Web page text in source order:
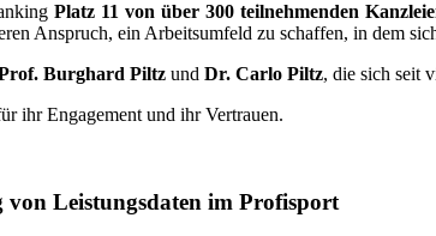
Platz 11 von über 300 teilnehmenden
Anspruch, ein Arbeitsumfeld zu schaffen, in dem
Burghard Piltz und Dr. Carlo Piltz, die sich seit
ihr Engagement und ihr Vertrauen.
Leistungsdaten im Profisport